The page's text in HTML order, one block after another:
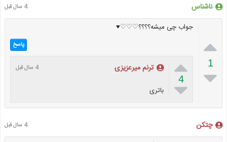
ناشناس 4 سال قبل

1

جواب چی میشه؟؟؟؟♡♡♡♥︎
پاسخ

4

ترنم میرعزیزی 4 سال قبل
باتری
چتکن 4 سال قبل